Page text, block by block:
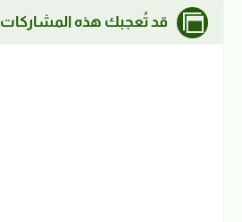
قد تُعجبك هذه المشاركات